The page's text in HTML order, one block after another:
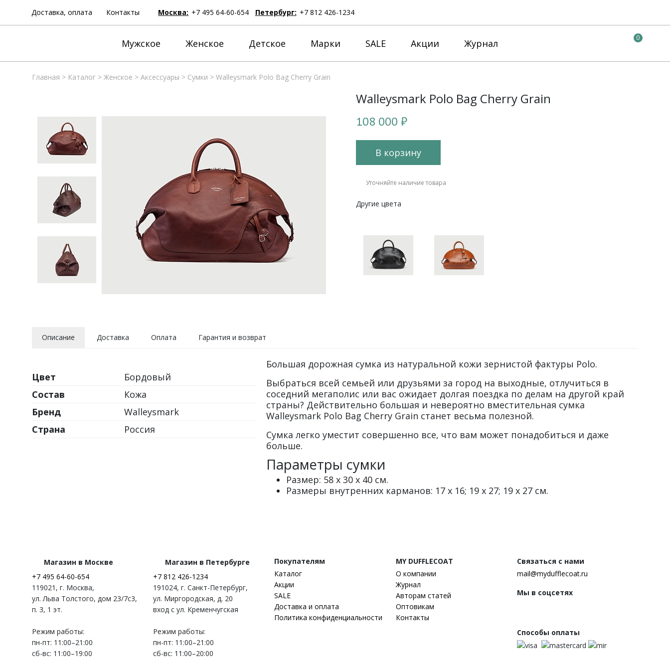
Доставка, оплата Контакты Москва: +7 495 64-60-654 Петербург: +7 812 426-1234
Мужское Женское Детское Марки SALE Акции Журнал 0
Главная > Каталог> Женское > Аксессуары > Сумки > Walleysmark Polo Bag Cherry Grain
Walleysmark Polo Bag Cherry Grain
108 000 ₽
В корзину
Уточняйте наличие товара
Другие цвета
Описание Доставка Оплата Гарантия и возврат
Цвет
Бордовый
Состав
Кожа
Бренд
Walleysmark
Страна
Россия
Большая дорожная сумка из натуральной кожи зернистой фактуры Polo.
Выбраться всей семьей или друзьями за город на выходные, отлучиться в
соседний мегаполис или вас ожидает долгая поездка по делам на другой край
страны? Действительно большая и невероятно вместительная сумка
Walleysmark Polo Bag Cherry Grain станет весьма полезной.
Сумка легко уместит совершенно все, что вам может понадобиться и даже
больше.
Параметры сумки
Размер: 58 х 30 х 40 см.
Размеры внутренних карманов: 17 х 16; 19 х 27; 19 х 27 см.
Магазин в Москве
+7 495 64-60-654
119021 , г. Москва,
ул. Льва Толстого, дом 23/7c3,
п. 3, 1 эт.
Режим работы:
пн-пт: 11:00–21:00
сб-вс: 11:00–19:00
Магазин в Петербурге
+7 812 426-1234
191024, г. Санкт-Петербург,
ул. Миргородская, д. 20
вход с ул. Кременчугская
Режим работы:
пн-пт: 11:00–21:00
сб-вс: 11:00–20:00
Покупателям
Каталог
Акции
SALE
Доставка и оплата
Политика конфиденциальности
MY DUFFLECOAT
О компании
Журнал
Авторам статей
Оптовикам
Контакты
Связаться с нами
mail@mydufflecoat.ru
Мы в соцсетях
Способы оплаты